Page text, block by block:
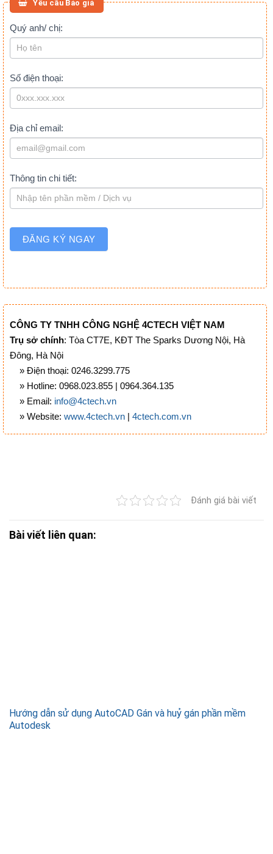
Yêu cầu Báo giá
BÁO
GIÁ
(CUỐI
BÀI
VIẾT)
Quý anh/ chị:
Số điện thoại:
Địa chỉ email:
Thông tin chi tiết:
If
you
are
leave
this
field
blank.
ĐĂNG KÝ NGAY
CÔNG TY TNHH CÔNG NGHỆ 4CTECH VIỆT NAM
Trụ sở chính: Tòa CT7E, KĐT The Sparks Dương Nội, Hà
Đông, Hà Nội
» Điện thoại: 0246.3299.775
» Hotline: 0968.023.855 | 0964.364.135
» Email: info@4ctech.vn
» Website: www.4ctech.vn | 4ctech.com.vn
Đánh giá bài viết
Bài viết liên quan:
Hướng dẫn sử dụng AutoCAD Gán và huỷ gán phần mềm
Autodesk